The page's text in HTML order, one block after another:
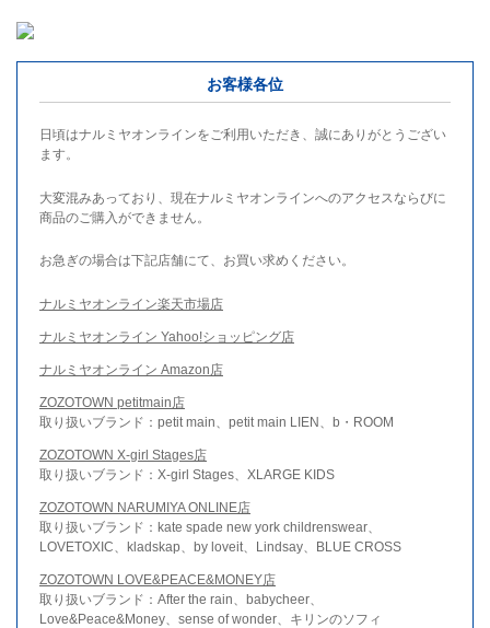
お客様各位
日頃はナルミヤオンラインをご利用いただき、誠にありがとうござい
ます。
大変混みあっており、現在ナルミヤオンラインへのアクセスならびに
商品のご購入ができません。
お急ぎの場合は下記店舗にて、お買い求めください。
ナルミヤオンライン楽天市場店
ナルミヤオンライン Yahoo!ショッピング店
ナルミヤオンライン Amazon店
ZOZOTOWN petitmain店
取り扱いブランド：petit main、petit main LIEN、b・ROOM
ZOZOTOWN X-girl Stages店
取り扱いブランド：X-girl Stages、XLARGE KIDS
ZOZOTOWN NARUMIYA ONLINE店
取り扱いブランド：kate spade new york childrenswear、
LOVETOXIC、kladskap、by loveit、Lindsay、BLUE CROSS
ZOZOTOWN LOVE&PEACE&MONEY店
取り扱いブランド：After the rain、babycheer、
Love&Peace&Money、sense of wonder、キリンのソフィ